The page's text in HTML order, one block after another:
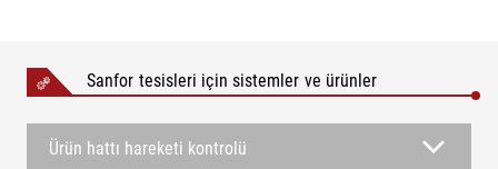
Sanfor tesisleri için sistemler ve ürünler
Ürün hattı hareketi kontrolü